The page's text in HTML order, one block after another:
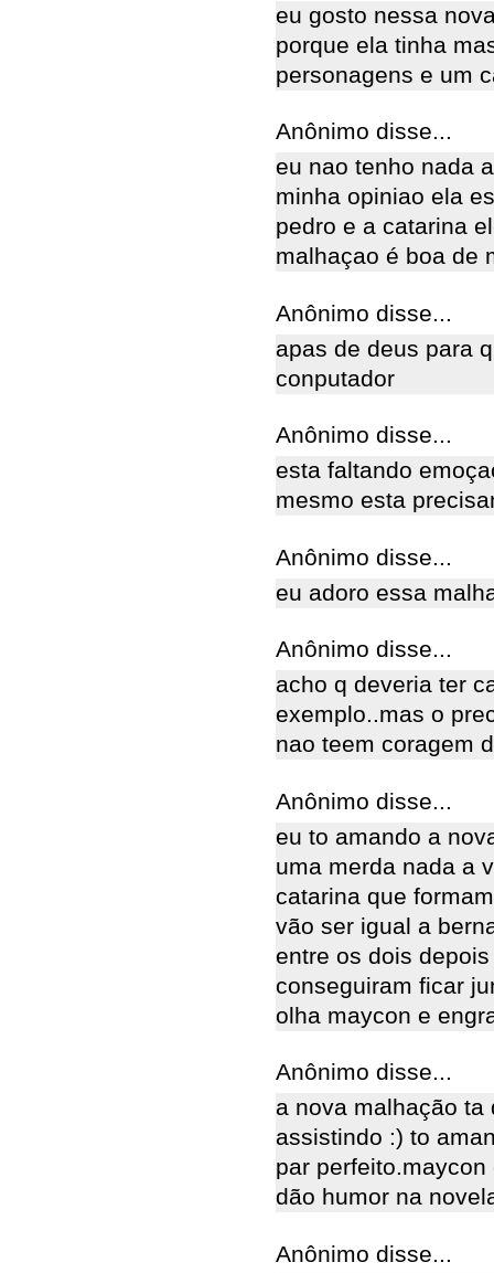
eu gosto nessa
porque ela tinha
personagens e um
Anônimo disse...
eu nao tenho nada
minha opiniao ela
pedro e a catarina
malhaçao é boa de
Anônimo disse...
apas de deus para
conputador
Anônimo disse...
esta faltando
mesmo esta
Anônimo disse...
eu adoro essa
Anônimo disse...
acho q deveria ter
exemplo..mas o
nao teem coragem
Anônimo disse...
eu to amando a
uma merda nada a
catarina que
vão ser igual a
entre os dois
conseguiram ficar
olha maycon e
Anônimo disse...
a nova malhação ta
assistindo :) to
par
dão humor na
Anônimo disse...